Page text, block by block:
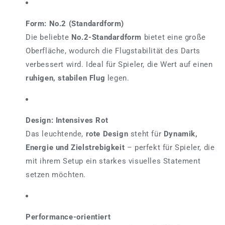
Form: No.2 (Standardform)
Die beliebte No.2-Standardform bietet eine große
Oberfläche, wodurch die Flugstabilität des Darts
verbessert wird. Ideal für Spieler, die Wert auf einen
ruhigen, stabilen Flug legen.
Design: Intensives Rot
Das leuchtende, rote Design steht für Dynamik,
Energie und Zielstrebigkeit – perfekt für Spieler, die
mit ihrem Setup ein starkes visuelles Statement
setzen möchten.
Performance-orientiert